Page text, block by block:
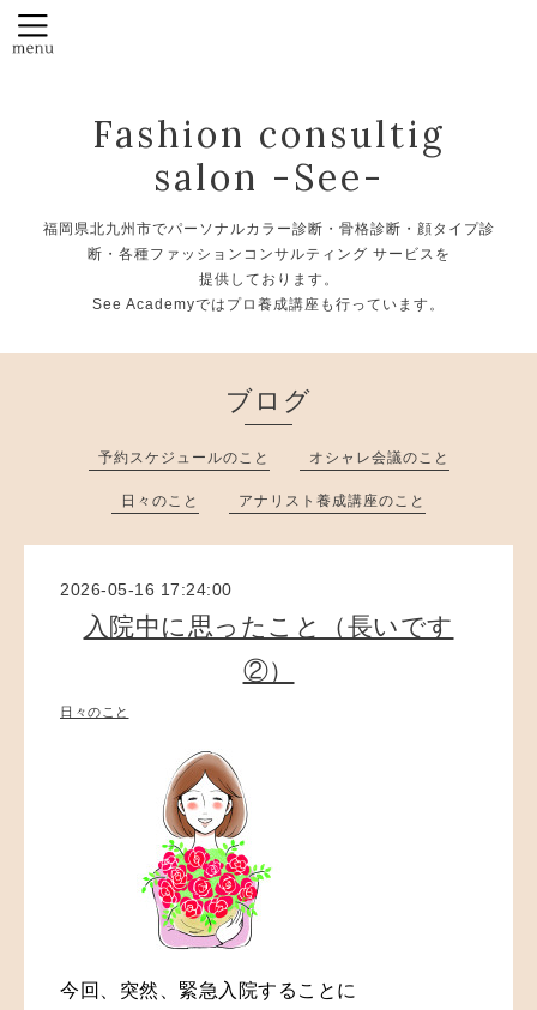
Fashion consultig
salon -See-
福岡県北九州市でパーソナルカラー診断・骨格診断・顔タイプ診
断・各種ファッションコンサルティング サービスを
提供しております。
See Academyではプロ養成講座も行っています。
ブログ
予約スケジュールのこと オシャレ会議のこと
日々のこと アナリスト養成講座のこと
2026-05-16 17:24:00
入院中に思ったこと（長いです
②）
日々のこと
今回、突然、緊急入院することに